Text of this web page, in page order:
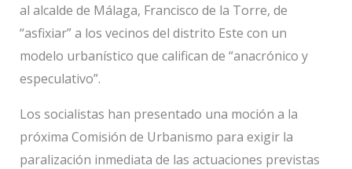
al alcalde de Málaga, Francisco de la Torre, de
“asfixiar” a los vecinos del distrito Este con un
modelo urbanístico que califican de “anacrónico y
especulativo”.
Los socialistas han presentado una moción a la
próxima Comisión de Urbanismo para exigir la
paralización inmediata de las actuaciones previstas